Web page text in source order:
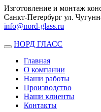
Изготовление и монтаж
Санкт-Петербург ул.
info@nord-glass.ru
Toggle
navigation
НОРД ГЛАСС
Главная
О компании
Наши работы
Производство
Наши клиенты
Контакты